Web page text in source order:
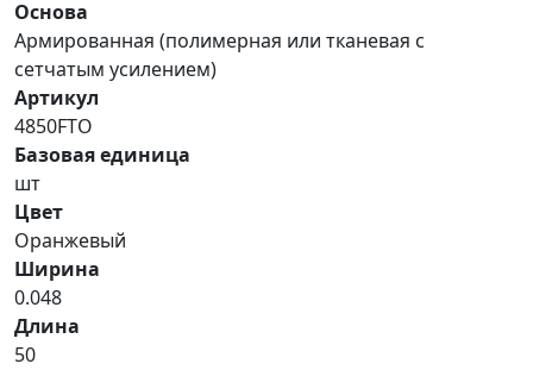
Основа
Армированная (полимерная или тканевая с
сетчатым усилением)
Артикул
4850FTO
Базовая единица
шт
Цвет
Оранжевый
Ширина
0.048
Длина
50